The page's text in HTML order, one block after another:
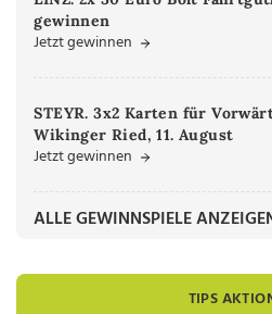
gewinnen
Jetzt gewinnen
STEYR. 3x2 Karten für
Wikinger Ried, 11. August
Jetzt gewinnen
ALLE GEWINNSPIELE
TIPS